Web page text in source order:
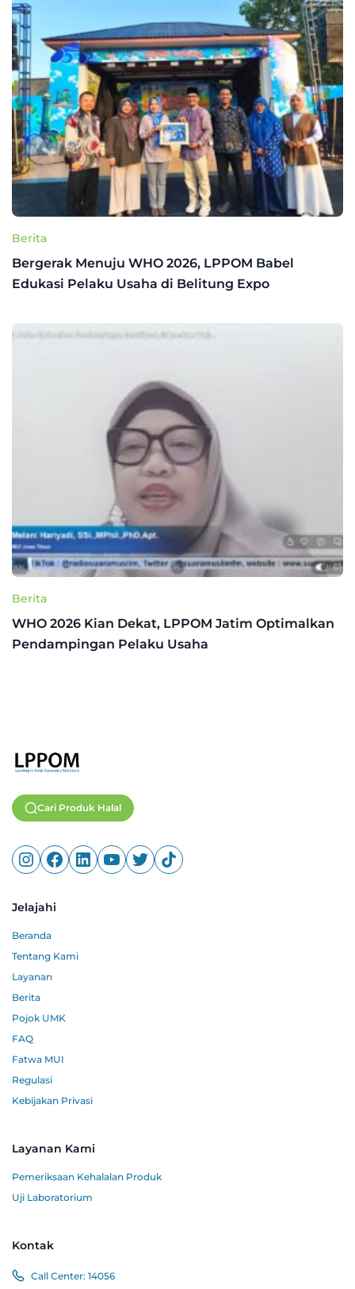
Berita
Bergerak Menuju WHO 2026, LPPOM Babel
Edukasi Pelaku Usaha di Belitung Expo
Berita
WHO 2026 Kian Dekat, LPPOM Jatim Optimalkan
Pendampingan Pelaku Usaha
Cari Produk Halal
Jelajahi
Beranda
Tentang Kami
Layanan
Berita
Pojok UMK
FAQ
Fatwa MUI
Regulasi
Kebijakan Privasi
Layanan Kami
Pemeriksaan Kehalalan Produk
Uji Laboratorium
Kontak
Call Center: 14056